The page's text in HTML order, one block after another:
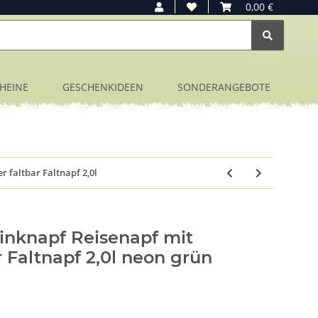
0,00 €
GESCHENKIDEEN SONDERANGEBOTE
faltbar Faltnapf 2,0l
Reisenapf mit
2,0l neon grün